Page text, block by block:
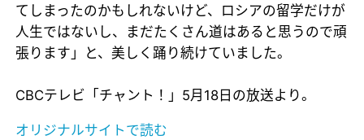
てしまったのかもしれないけど、ロシアの留学だけが
人生ではないし、まだたくさん道はあると思うので頑
張ります」と、美しく踊り続けていました。
CBCテレビ「チャント！」5月18日の放送より。
オリジナルサイトで読む